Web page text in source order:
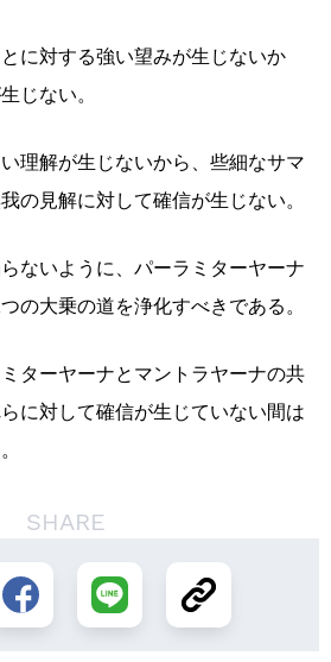
に対する強い望みが生じないか
じない。
理解が生じないから、些細なサマ
の見解に対して確信が生じない。
ないように、パーラミターヤーナ
の大乗の道を浄化すべきである。
ターヤーナとマントラヤーナの共
に対して確信が生じていない間は
SHARE